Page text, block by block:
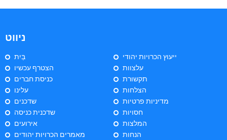
ניווט
בַּיִת
הצטרף עכשיו
כניסת חברים
עלינו
שדכנים
שדכנית כניסה
אירועים
מאמרים הכרויות יהודים
ייעוץ הכרויות יהודי
עלצוות
תקשורת
הצלחות
מדיניות פרטיות
חסויות
המלצות
הנחות